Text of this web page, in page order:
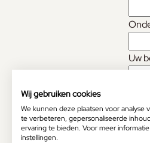
Uw
Wij gebruiken cookies
We kunnen deze plaatsen voor analyse
te verbeteren, gepersonaliseerde
ervaring te bieden. Voor meer
instellingen.